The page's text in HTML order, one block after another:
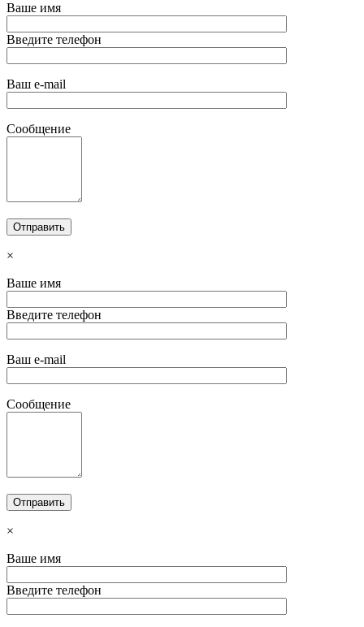
Ваше имя
Введите телефон
Ваш e-mail
Сообщение
×
Ваше имя
Введите телефон
Ваш e-mail
Сообщение
×
Ваше имя
Введите телефон